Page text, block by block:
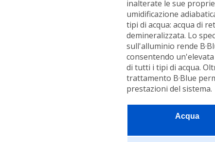
inalterate le sue
umidificazione
tipi di acqua: acqua di
demineralizzata. Lo
sull'alluminio rende
consentendo
di tutti i tipi di acqua.
trattamento B·Blue
prestazioni del sistema.
Acqua